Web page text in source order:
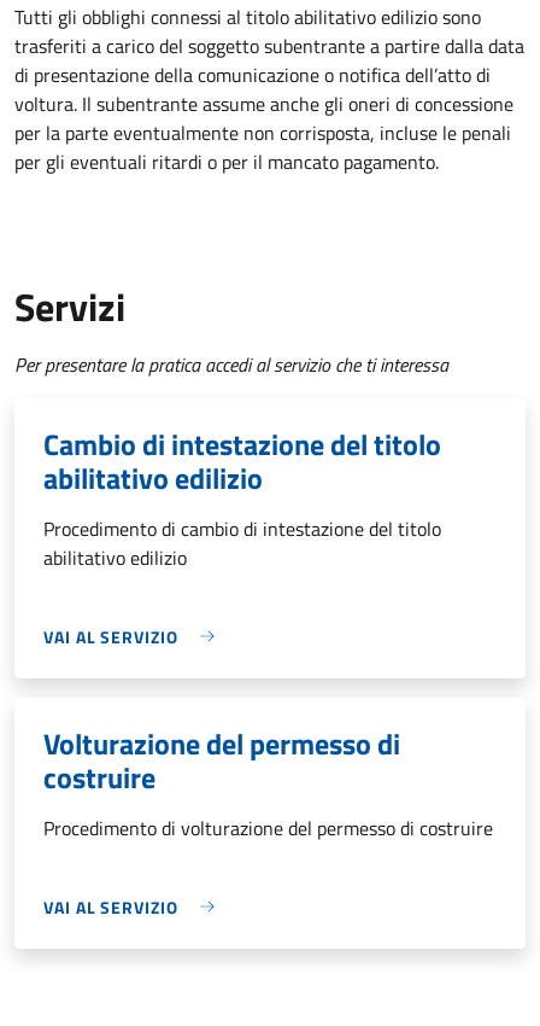
Tutti gli obblighi connessi al titolo abilitativo edilizio sono
trasferiti a carico del soggetto subentrante a partire dalla data
di presentazione della comunicazione o notifica dell’atto di
voltura. Il subentrante assume anche gli oneri di concessione
per la parte eventualmente non corrisposta, incluse le penali
per gli eventuali ritardi o per il mancato pagamento.
Servizi
Per presentare la pratica accedi al servizio che ti interessa
Cambio di intestazione del titolo
abilitativo edilizio
Procedimento di cambio di intestazione del titolo
abilitativo edilizio
VAI AL SERVIZIO
Volturazione del permesso di
costruire
Procedimento di volturazione del permesso di costruire
VAI AL SERVIZIO